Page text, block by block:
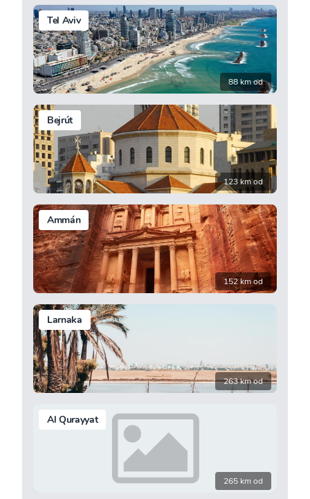
Tel Aviv
88 km od
Bejrút
123 km od
Ammán
152 km od
Larnaka
263 km od
Al Qurayyat
265 km od